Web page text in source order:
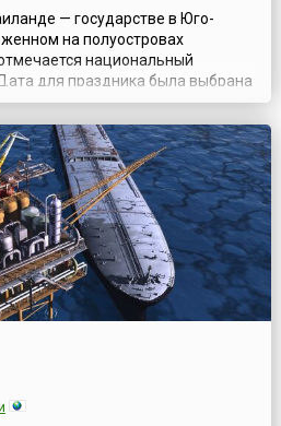
— государстве в Юго-
на полуостровах
национальный
для праздника была выбрана
годовщине предсказания и
(Рама IV) солнечного
правитель в 1982 году был
и тогда же было...